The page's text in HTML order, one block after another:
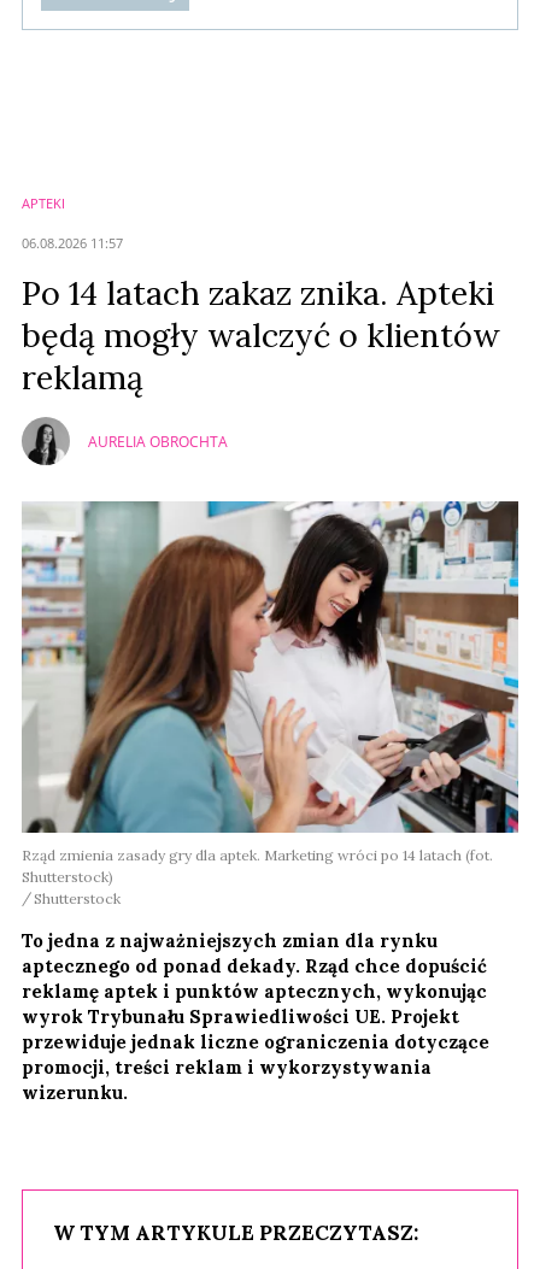
APTEKI
06.08.2026 11:57
Po 14 latach zakaz znika. Apteki
będą mogły walczyć o klientów
reklamą
AURELIA OBROCHTA
Rząd zmienia zasady gry dla aptek. Marketing wróci po 14 latach (fot.
Shutterstock)
Shutterstock
To jedna z najważniejszych zmian dla rynku
aptecznego od ponad dekady. Rząd chce dopuścić
reklamę aptek i punktów aptecznych, wykonując
wyrok Trybunału Sprawiedliwości UE. Projekt
przewiduje jednak liczne ograniczenia dotyczące
promocji, treści reklam i wykorzystywania
wizerunku.
W TYM ARTYKULE PRZECZYTASZ: